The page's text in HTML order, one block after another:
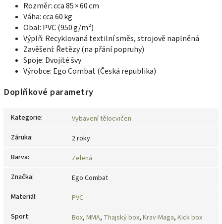
Rozměr: cca 85 × 60 cm
Váha: cca 60 kg
Obal: PVC (950 g/m²)
Výplň: Recyklovaná textilní směs, strojově naplněná
Zavěšení: Řetězy (na přání popruhy)
Spoje: Dvojité švy
Výrobce: Ego Combat (Česká republika)
Doplňkové parametry
Kategorie:
Vybavení tělocvičen
Záruka:
2 roky
Barva:
Zelená
Značka:
Ego Combat
Materiál:
PVC
Sport: Box, MMA, Thajský box, Krav-Maga, Kick box